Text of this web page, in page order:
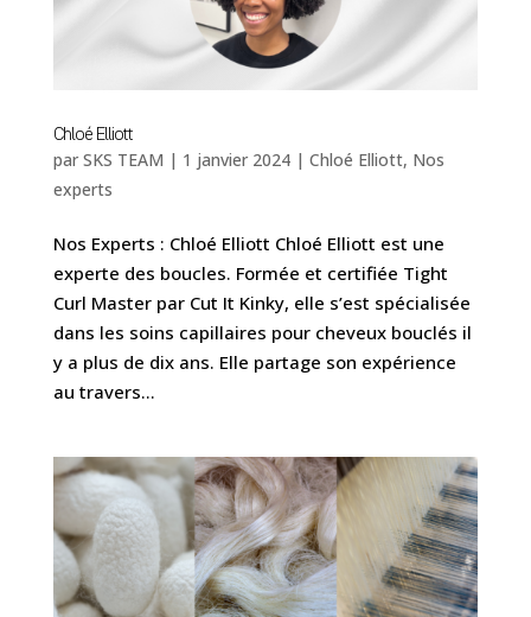
Chloé Elliott
par SKS TEAM | 1 janvier 2024| Chloé Elliott, Nos
experts
Nos Experts : Chloé Elliott Chloé Elliott est une
experte des boucles. Formée et certifiée Tight
Curl Master par Cut It Kinky, elle s’est spécialisée
dans les soins capillaires pour cheveux bouclés il
y a plus de dix ans. Elle partage son expérience
au travers...